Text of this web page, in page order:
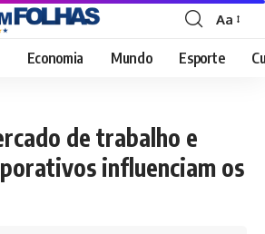
Font
Resizer
Aa
Economia Mundo Esporte
de trabalho e
influenciam os